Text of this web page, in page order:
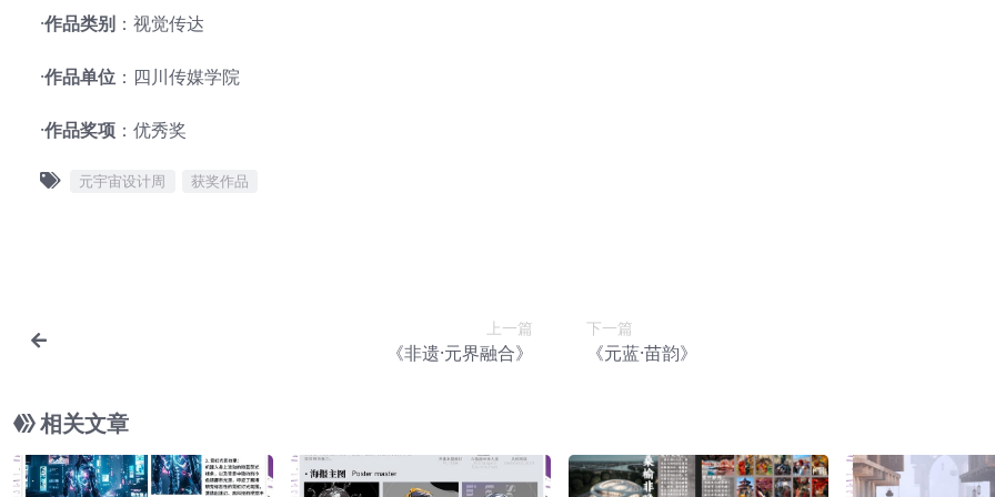
·作品类别 ：视觉传达
·作品单位 ：四川传媒学院
·作品奖项 ：优秀奖
元宇宙设计周 获奖作品
上一篇
《非遗·元界融合》
下一篇
《元蓝·苗韵》
相关文章